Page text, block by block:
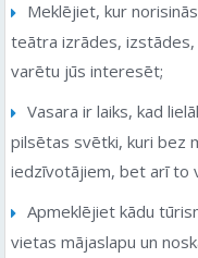
Meklējiet, kur
teātra izrādes, izstādes,
varētu jūs interesēt;
Vasara ir laiks, kad
pilsētas svētki, kuri bez
iedzīvotājiem, bet arī to
Apmeklējiet kādu
vietas mājaslapu un